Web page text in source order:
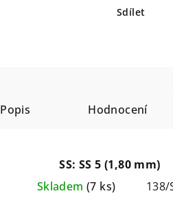
Sdílet
Popis Hodnocení
SS: SS 5 (1,80 mm)
Skladem (7 ks)
138/